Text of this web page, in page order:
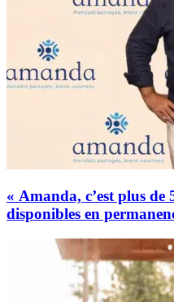
« Amanda, c’est plus de
disponibles en